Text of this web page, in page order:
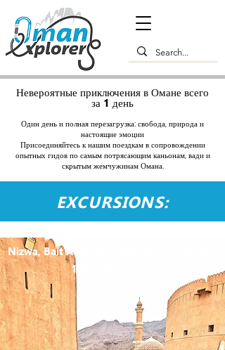
Невероятные приключения в Омане всего
за 1 день
Один день и полная перезагрузка: свобода, природа и
настоящие эмоции
Присоединяйтесь к нашим поездкам в сопровождении
опытных гидов по самым потрясающим каньонам, вади и
скрытым жемчужинам Омана.
EXCURSIONS:
Nizwa, Bait Al Safah & Misfat Al Abryeen:
1-Day Excursion